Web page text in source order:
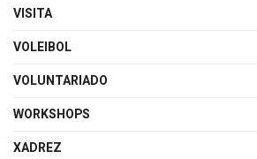
VISITA
VOLEIBOL
VOLUNTARIADO
WORKSHOPS
XADREZ